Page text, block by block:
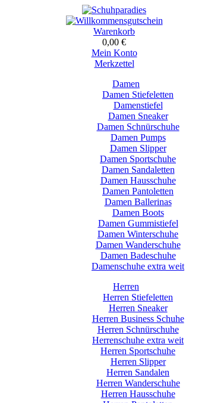
Warenkorb
0,00 €
Mein Konto
Merkzettel
Damen
Damen Stiefeletten
Damenstiefel
Damen Sneaker
Damen Schnürschuhe
Damen Pumps
Damen Slipper
Damen Sportschuhe
Damen Sandaletten
Damen Hausschuhe
Damen Pantoletten
Damen Ballerinas
Damen Boots
Damen Gummistiefel
Damen Winterschuhe
Damen Wanderschuhe
Damen Badeschuhe
Damenschuhe extra weit
Herren
Herren Stiefeletten
Herren Sneaker
Herren Business Schuhe
Herren Schnürschuhe
Herrenschuhe extra weit
Herren Sportschuhe
Herren Slipper
Herren Sandalen
Herren Wanderschuhe
Herren Hausschuhe